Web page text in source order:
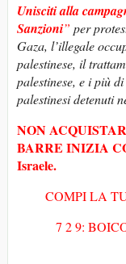
Unisciti alla
Sanzioni” per
Gaza, l’illegale
palestinese, il
palestinese, e i più
palestinesi detenuti
NON
BARRE INIZIA
Israele.
COMPI LA
7 2 9: